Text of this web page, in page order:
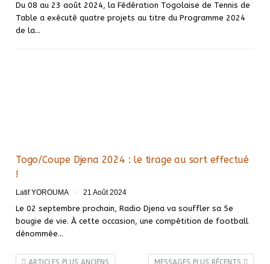
Du 08 au 23 août 2024, la Fédération Togolaise de Tennis de
Table a exécuté quatre projets au titre du Programme 2024
de la…
Togo/Coupe Djena 2024 : le tirage au sort effectué
!
Latif YOROUMA 21 Août 2024
Le 02 septembre prochain, Radio Djena va souffler sa 5e
bougie de vie. À cette occasion, une compétition de football
dénommée…
ARTICLES PLUS ANCIENS MESSAGES PLUS RÉCENTS